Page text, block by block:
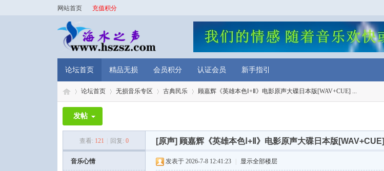
网站首页 充值积分
论坛首页 精品无损 会员积分 认证会员 新手指引
论坛首页 无损音乐专区 古典民乐 顾嘉辉《英雄本色Ⅰ+Ⅱ》电影原声大碟日本版[WAV+CUE] ...
发帖
查看: 121 回复: 0 [原声] 顾嘉辉《英雄本色Ⅰ+Ⅱ》电影原声大碟日本版[WAV+CUE]
音乐心情 发表于 2026-7-8 12:41:23 显示全部楼层